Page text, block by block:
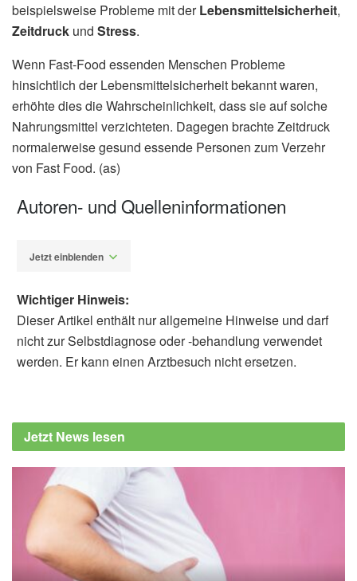
beispielsweise Probleme mit derLebensmittelsicherheit,
Zeitdruck und Stress.
Wenn Fast-Food essenden Menschen Probleme
hinsichtlich der Lebensmittelsicherheit bekannt waren,
erhöhte dies die Wahrscheinlichkeit, dass sie auf solche
Nahrungsmittel verzichteten. Dagegen brachte Zeitdruck
normalerweise gesund essende Personen zum Verzehr
von Fast Food. (as)
Autoren- und Quelleninformationen
Jetzt einblenden
Why do and why Don’t people consume fast
Food?: An application of the consumption
(veröffentlicht Volume 99, July 2022),
Quality and Preference
Robert Koch-Institut: Themenblatt: Fast Food
(Stand: 02.07.2020),
RKI
Wichtiger Hinweis:
Dieser Artikel enthält nur allgemeine Hinweise und darf
nicht zur Selbstdiagnose oder -behandlung verwendet
werden. Er kann einen Arztbesuch nicht ersetzen.
Jetzt News lesen